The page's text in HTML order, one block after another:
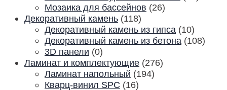
Мозаика для бассейнов (26)
Декоративный камень (118)
Декоративный камень из гипса (10)
Декоративный камень из бетона (108)
3D панели (0)
Ламинат и комплектующие (276)
Ламинат напольный (194)
Кварц-винил SPC (16)